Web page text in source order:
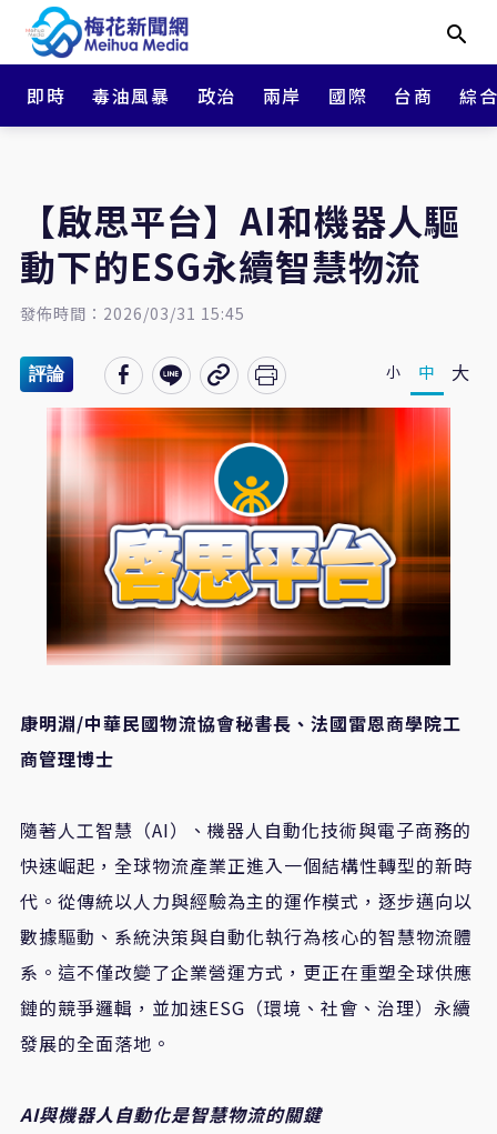
即時 毒油風暴 政治 兩岸 國際 台商 綜
【啟思平台】AI和機器人驅
動下的ESG永續智慧物流
發佈時間：2026/03/31 15:45
評論 小 中 大
康明淵/中華民國物流協會秘書長、法國雷恩商學院工
商管理博士
隨著人工智慧（AI）、機器人自動化技術與電子商務的
快速崛起，全球物流產業正進入一個結構性轉型的新時
代。從傳統以人力與經驗為主的運作模式，逐步邁向以
數據驅動、系統決策與自動化執行為核心的智慧物流體
系。這不僅改變了企業營運方式，更正在重塑全球供應
鏈的競爭邏輯，並加速ESG（環境、社會、治理）永續
發展的全面落地。
AI與機器人自動化是智慧物流的關鍵